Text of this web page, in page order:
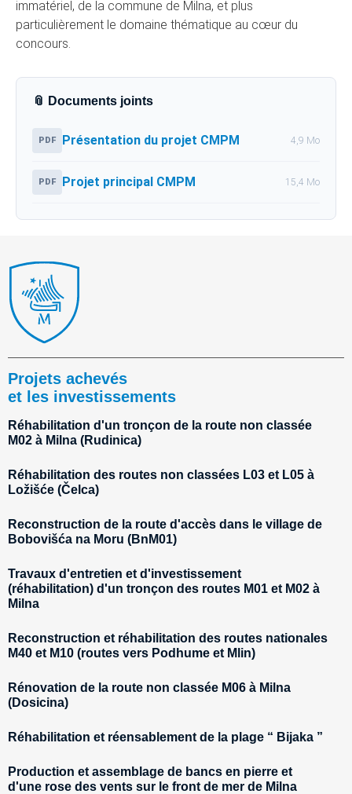
immatériel, de la commune de Milna, et plus
particulièrement le domaine thématique au cœur du
concours.
📎 Documents joints
PDF Présentation du projet CMPM 4,9 Mo
PDF Projet principal CMPM 15,4 Mo
Projets achevés
et les investissements
Réhabilitation d'un tronçon de la route non classée
M02 à Milna (Rudinica)
Réhabilitation des routes non classées L03 et L05 à
Ložišće (Čelca)
Reconstruction de la route d'accès dans le village de
Bobovišća na Moru (BnM01)
Travaux d'entretien et d'investissement
(réhabilitation) d'un tronçon des routes M01 et M02 à
Milna
Reconstruction et réhabilitation des routes nationales
M40 et M10 (routes vers Podhume et Mlin)
Rénovation de la route non classée M06 à Milna
(Dosicina)
Réhabilitation et réensablement de la plage “ Bijaka ”
Production et assemblage de bancs en pierre et
d'une rose des vents sur le front de mer de Milna